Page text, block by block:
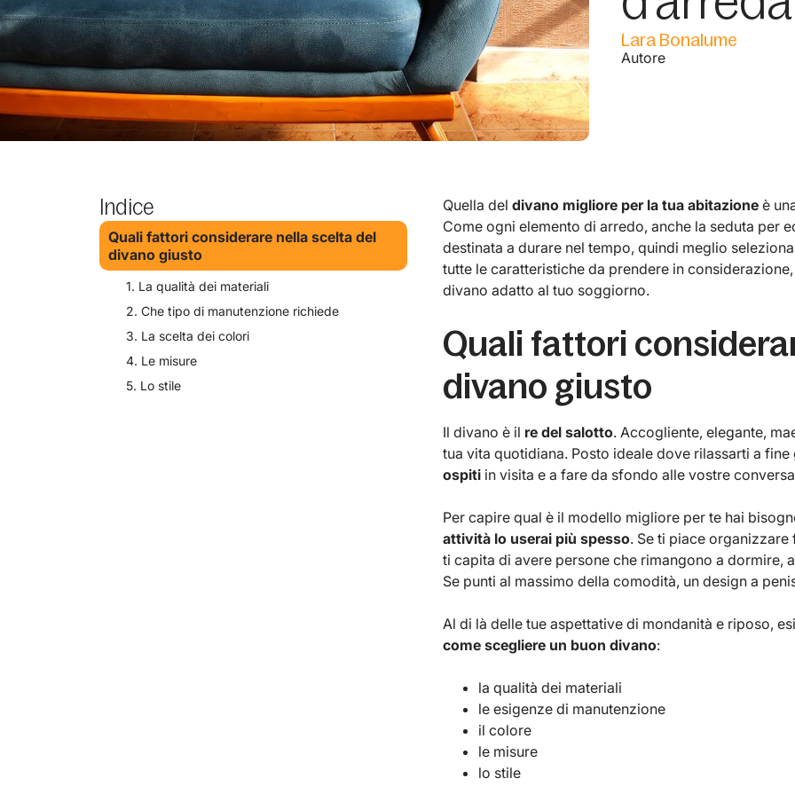
Lara Bonalume
Autore
Indice
Quali fattori considerare nella scelta del
divano giusto
1. La qualità dei materiali
2. Che tipo di manutenzione richiede
3. La scelta dei colori
4. Le misure
5. Lo stile
Quella del divano migliore per la tua abitazioneè
Come ogni elemento di arredo, anche la seduta per
destinata a durare nel tempo, quindi meglio
tutte le caratteristiche da prendere in
divano adatto al tuo soggiorno.
Quali fattori
divano giusto
Il divano è il re del salotto. Accogliente, elegante,
tua vita quotidiana. Posto ideale dove rilassarti a
ospitiin visita e a fare da sfondo alle vostre
Per capire qual è il modello migliore per te hai
attività lo userai più spesso. Se ti piace organizzare
ti capita di avere persone che rimangono a dormire,
Se punti al massimo della comodità, un design a
Al di là delle tue aspettative di mondanità e riposo,
come scegliere un buon divano:
la qualità dei materiali
le esigenze di manutenzione
il colore
le misure
lo stile